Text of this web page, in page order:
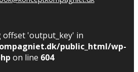
offset 'output_key' in
public_html/wp-
on line 604